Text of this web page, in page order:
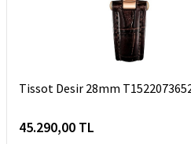
Tissot Desir 28mm
45.290,00 TL